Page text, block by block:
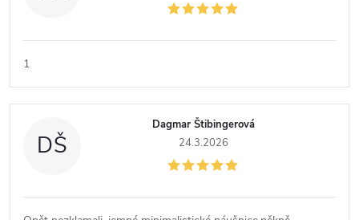
1
DŠ
Dagmar Štibingerová
24.3.2026